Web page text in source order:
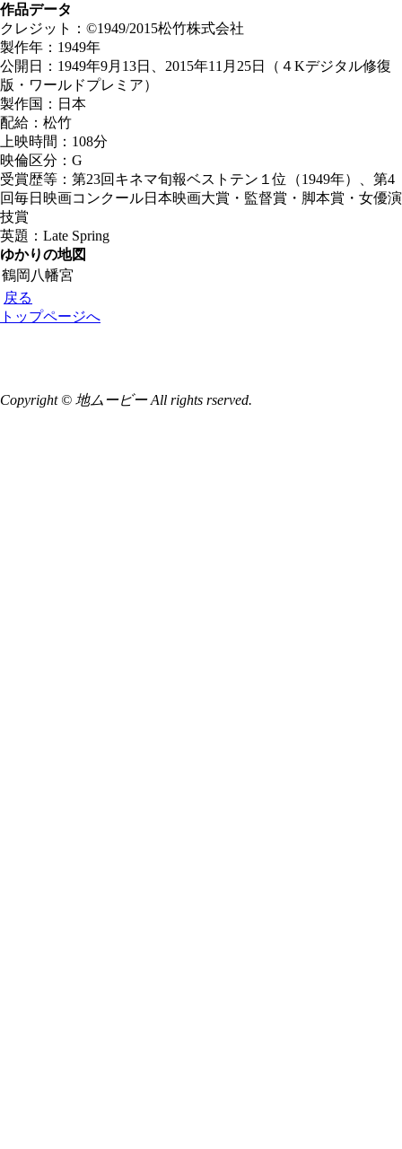
作品データ
クレジット：©1949/2015松竹株式会社
製作年：1949年
公開日：1949年9月13日、2015年11月25日（４Kデジタル修復
版・ワールドプレミア）
製作国：日本
配給：松竹
上映時間：108分
映倫区分：G
受賞歴等：第23回キネマ旬報ベストテン１位（1949年）、第4
回毎日映画コンクール日本映画大賞・監督賞・脚本賞・女優演
技賞
英題：Late Spring
ゆかりの地図
鶴岡八幡宮
戻る
トップページへ
Copyright © 地ムービー All rights rserved.